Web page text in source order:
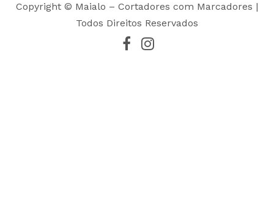
Copyright © Maialo – Cortadores com Marcadores |
Todos Direitos Reservados